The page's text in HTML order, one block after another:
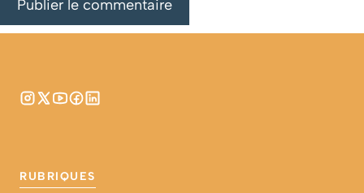
RUBRIQUES